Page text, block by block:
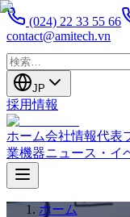
(024) 22 33 55 66
contact@amitech.vn
JP
採用情報
ホーム会社情報代表
業機器ニュース・イ
ホーム